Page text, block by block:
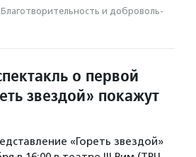
Благотвори­тель­ность и доброволь­
о первой
звездой» покажут
«Гореть звездой»